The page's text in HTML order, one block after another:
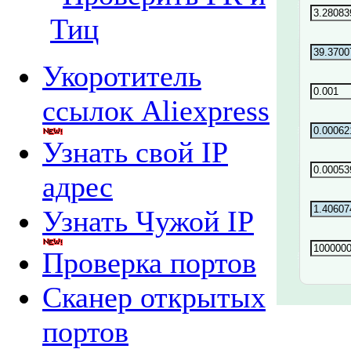
Укоротитель
ссылок Aliexpress
Узнать свой IP
адрес
Узнать Чужой IP
Проверка портов
Сканер открытых
портов